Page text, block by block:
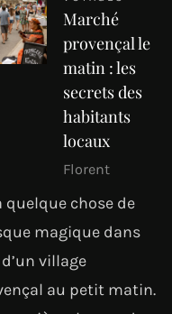
Marché
provençal le
matin : les
secrets des
habitants
locaux
Florent
quelque chose de
magique dans
d’un village
au petit matin.